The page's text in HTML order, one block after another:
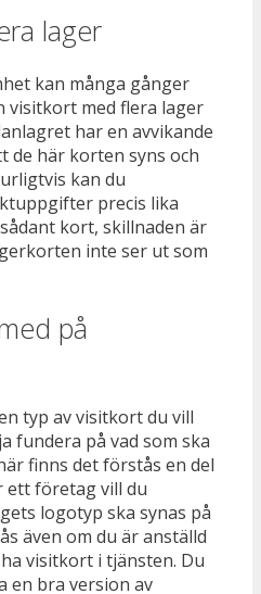
lager
kan många gånger
visitkort med flera lager
har en avvikande
de här korten syns och
kan du
precis lika
kort, skillnaden är
inte ser ut som
på
typ av visitkort du vill
fundera på vad som ska
finns det förstås en del
ett företag vill du
logotyp ska synas på
även om du är anställd
visitkort i tjänsten. Du
en bra version av